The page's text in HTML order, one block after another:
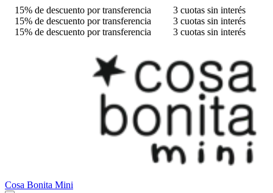
15% de descuento por transferencia
3 cuotas sin interés
15% de descuento por transferencia
3 cuotas sin interés
15% de descuento por transferencia
3 cuotas sin interés
Cosa Bonita Mini